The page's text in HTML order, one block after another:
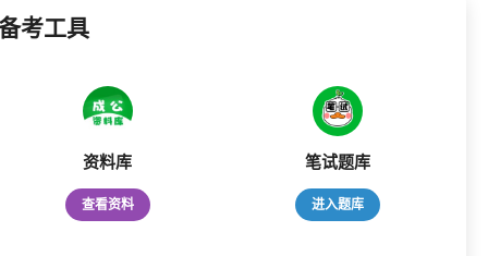
考工具
资料库
查看资料
笔试题库
进入题库